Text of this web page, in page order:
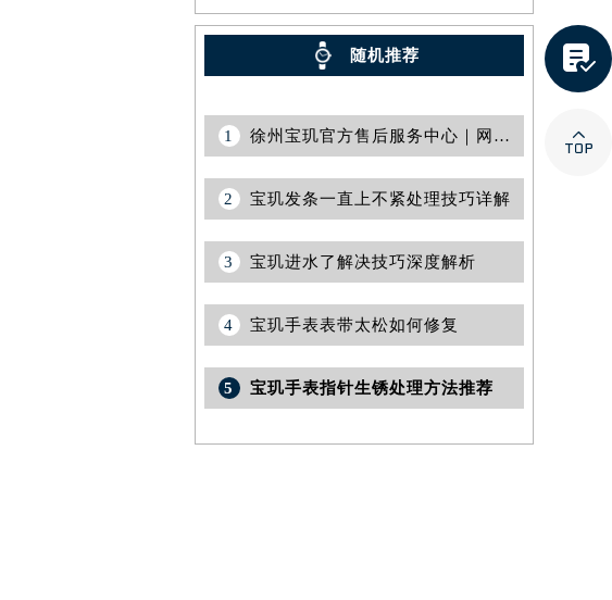
随机推荐
1 徐州宝玑官方售后服务中心｜网点地址与官方客服电话权威信息公告（2026年7月最新）
2 宝玑发条一直上不紧处理技巧详解
3 宝玑进水了解决技巧深度解析
4 宝玑手表表带太松如何修复
5 宝玑手表指针生锈处理方法推荐

